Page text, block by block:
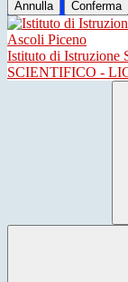
Annulla Conferma
Istituto di Istruzione
SCIENTIFICO -